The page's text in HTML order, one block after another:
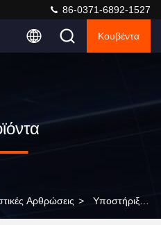
86-0371-6892-1527
Κουβέντα
Αρθρώσεις > Υποστήριξη